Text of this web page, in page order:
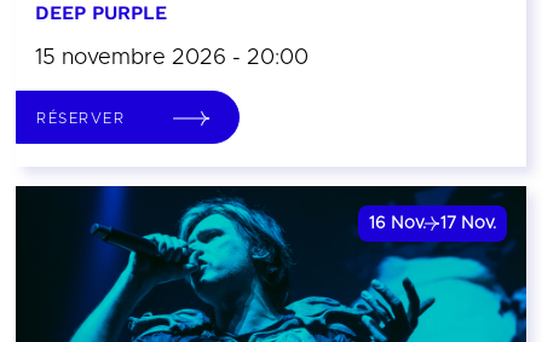
DEEP PURPLE
15 novembre 2026 - 20:00
RÉSERVER
16 Nov. 17 Nov.